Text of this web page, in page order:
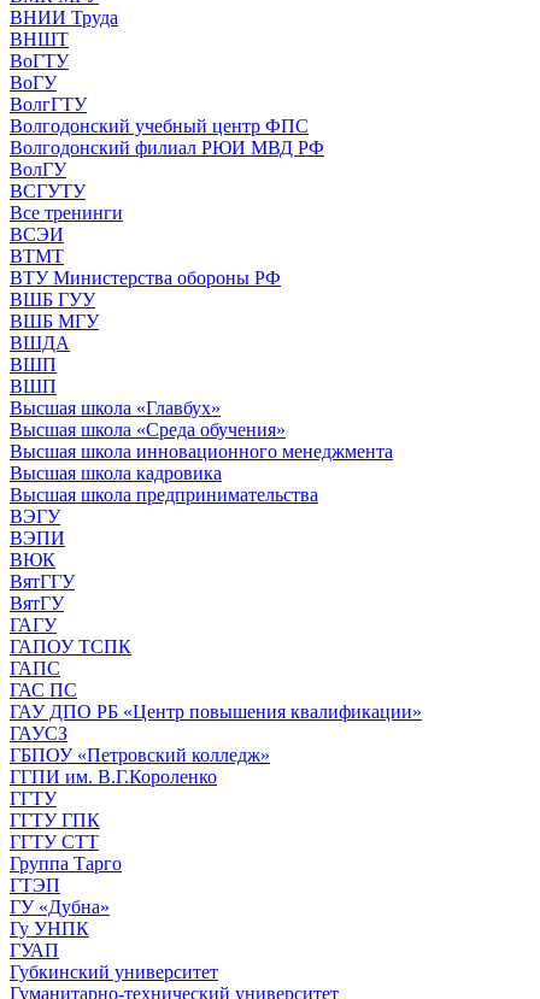
ВНИИ Труда
ВНШТ
ВоГТУ
ВоГУ
ВолгГТУ
Волгодонский учебный центр ФПС
Волгодонский филиал РЮИ МВД РФ
ВолГУ
ВСГУТУ
Все тренинги
ВСЭИ
ВТМТ
ВТУ Министерства обороны РФ
ВШБ ГУУ
ВШБ МГУ
ВШДА
ВШП
ВШП
Высшая школа «Главбух»
Высшая школа «Среда обучения»
Высшая школа инновационного менеджмента
Высшая школа кадровика
Высшая школа предпринимательства
ВЭГУ
ВЭПИ
ВЮК
ВятГГУ
ВятГУ
ГАГУ
ГАПОУ ТСПК
ГАПС
ГАС ПС
ГАУ ДПО РБ «Центр повышения квалификации»
ГАУСЗ
ГБПОУ «Петровский колледж»
ГГПИ им. В.Г.Короленко
ГГТУ
ГГТУ ГПК
ГГТУ СТТ
Группа Тарго
ГТЭП
ГУ «Дубна»
Гу УНПК
ГУАП
Губкинский университет
Гуманитарно-технический университет